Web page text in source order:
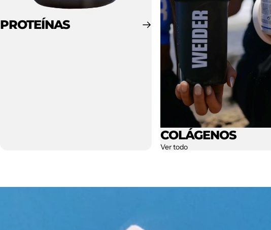
PROTEÍNAS
COLÁGENOS
Ver todo